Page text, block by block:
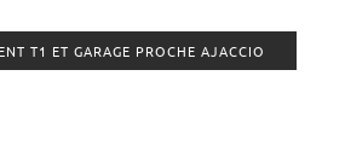
T1 ET GARAGE PROCHE AJACCIO